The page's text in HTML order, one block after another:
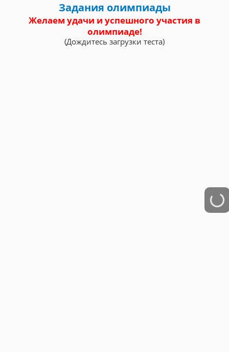
Задания олимпиады
Желаем удачи и успешного участия в
олимпиаде!
(Дождитесь загрузки теста)